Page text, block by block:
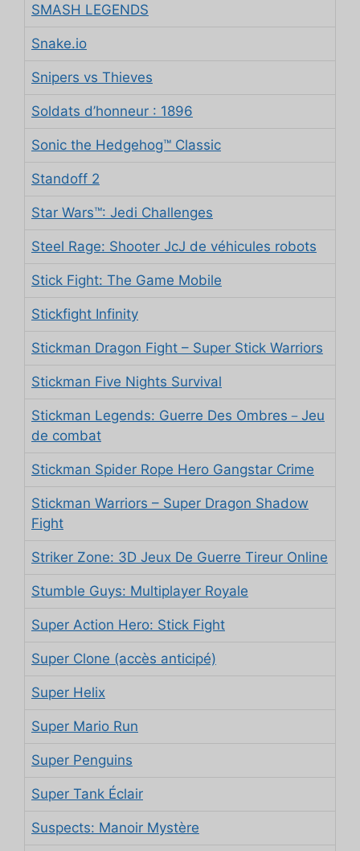
SMASH LEGENDS
Snake.io
Snipers vs Thieves
Soldats d’honneur : 1896
Sonic the Hedgehog™ Classic
Standoff 2
Star Wars™: Jedi Challenges
Steel Rage: Shooter JcJ de véhicules robots
Stick Fight: The Game Mobile
Stickfight Infinity
Stickman Dragon Fight – Super Stick Warriors
Stickman Five Nights Survival
Stickman Legends: Guerre Des Ombres－Jeu
de combat
Stickman Spider Rope Hero Gangstar Crime
Stickman Warriors – Super Dragon Shadow
Fight
Striker Zone: 3D Jeux De Guerre Tireur Online
Stumble Guys: Multiplayer Royale
Super Action Hero: Stick Fight
Super Clone (accès anticipé)
Super Helix
Super Mario Run
Super Penguins
Super Tank Éclair
Suspects: Manoir Mystère